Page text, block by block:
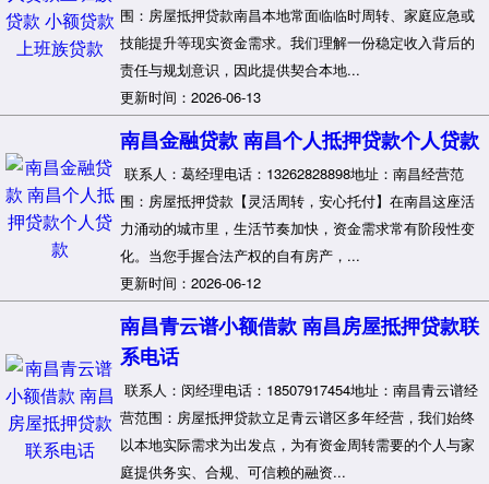
围：房屋抵押贷款南昌本地常面临临时周转、家庭应急或
技能提升等现实资金需求。我们理解一份稳定收入背后的
责任与规划意识，因此提供契合本地...
更新时间：2026-06-13
南昌金融贷款 南昌个人抵押贷款个人贷款
联系人：葛经理电话：13262828898地址：南昌经营范
围：房屋抵押贷款【灵活周转，安心托付】在南昌这座活
力涌动的城市里，生活节奏加快，资金需求常有阶段性变
化。当您手握合法产权的自有房产，...
更新时间：2026-06-12
南昌青云谱小额借款 南昌房屋抵押贷款联
系电话
联系人：闵经理电话：18507917454地址：南昌青云谱经
营范围：房屋抵押贷款立足青云谱区多年经营，我们始终
以本地实际需求为出发点，为有资金周转需要的个人与家
庭提供务实、合规、可信赖的融资...